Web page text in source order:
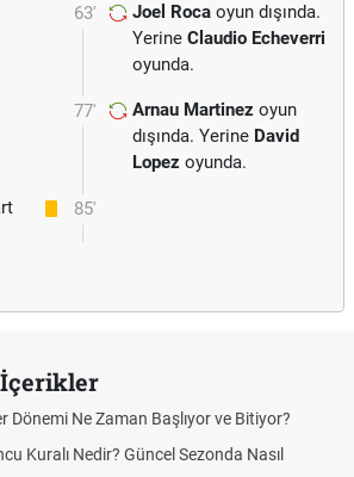
63' Joel Roca oyun dışında.
Yerine Claudio Echeverri
oyunda.
77' Arnau Martinez oyun
dışında. Yerine David
Lopez oyunda.
85'
İçerikler
Dönemi Ne Zaman Başlıyor ve Bitiyor?
Kuralı Nedir? Güncel Sezonda Nasıl